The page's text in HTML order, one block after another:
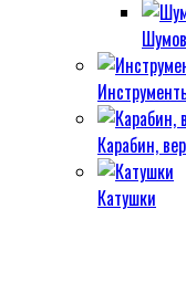
Карабин,
Катушки